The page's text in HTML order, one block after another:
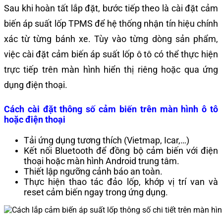
Sau khi hoàn tất lắp đặt, bước tiếp theo là cài đặt cảm
biến áp suất lốp TPMS để hệ thống nhận tín hiệu chính
xác từ từng bánh xe. Tùy vào từng dòng sản phẩm,
việc cài đặt cảm biến áp suất lốp ô tô có thể thực hiện
trực tiếp trên màn hình hiển thị riêng hoặc qua ứng
dụng điện thoại.
Cách cài đặt thông số cảm biến trên màn hình ô tô
hoặc điện thoại
Tải ứng dụng tương thích (Vietmap, Icar,…)
Kết nối Bluetooth để đồng bộ cảm biến với điện
thoại hoặc màn hình Android trung tâm.
Thiết lập ngưỡng cảnh báo an toàn.
Thực hiện thao tác đảo lốp, khớp vị trí van và
reset cảm biến ngay trong ứng dụng.